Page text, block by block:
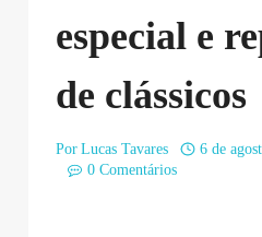
especial e
de clássicos
Por Lucas Tavares
6 de
0 Comentários